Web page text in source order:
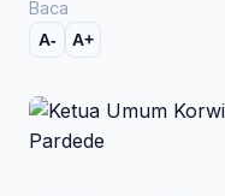
Baca
A- A+